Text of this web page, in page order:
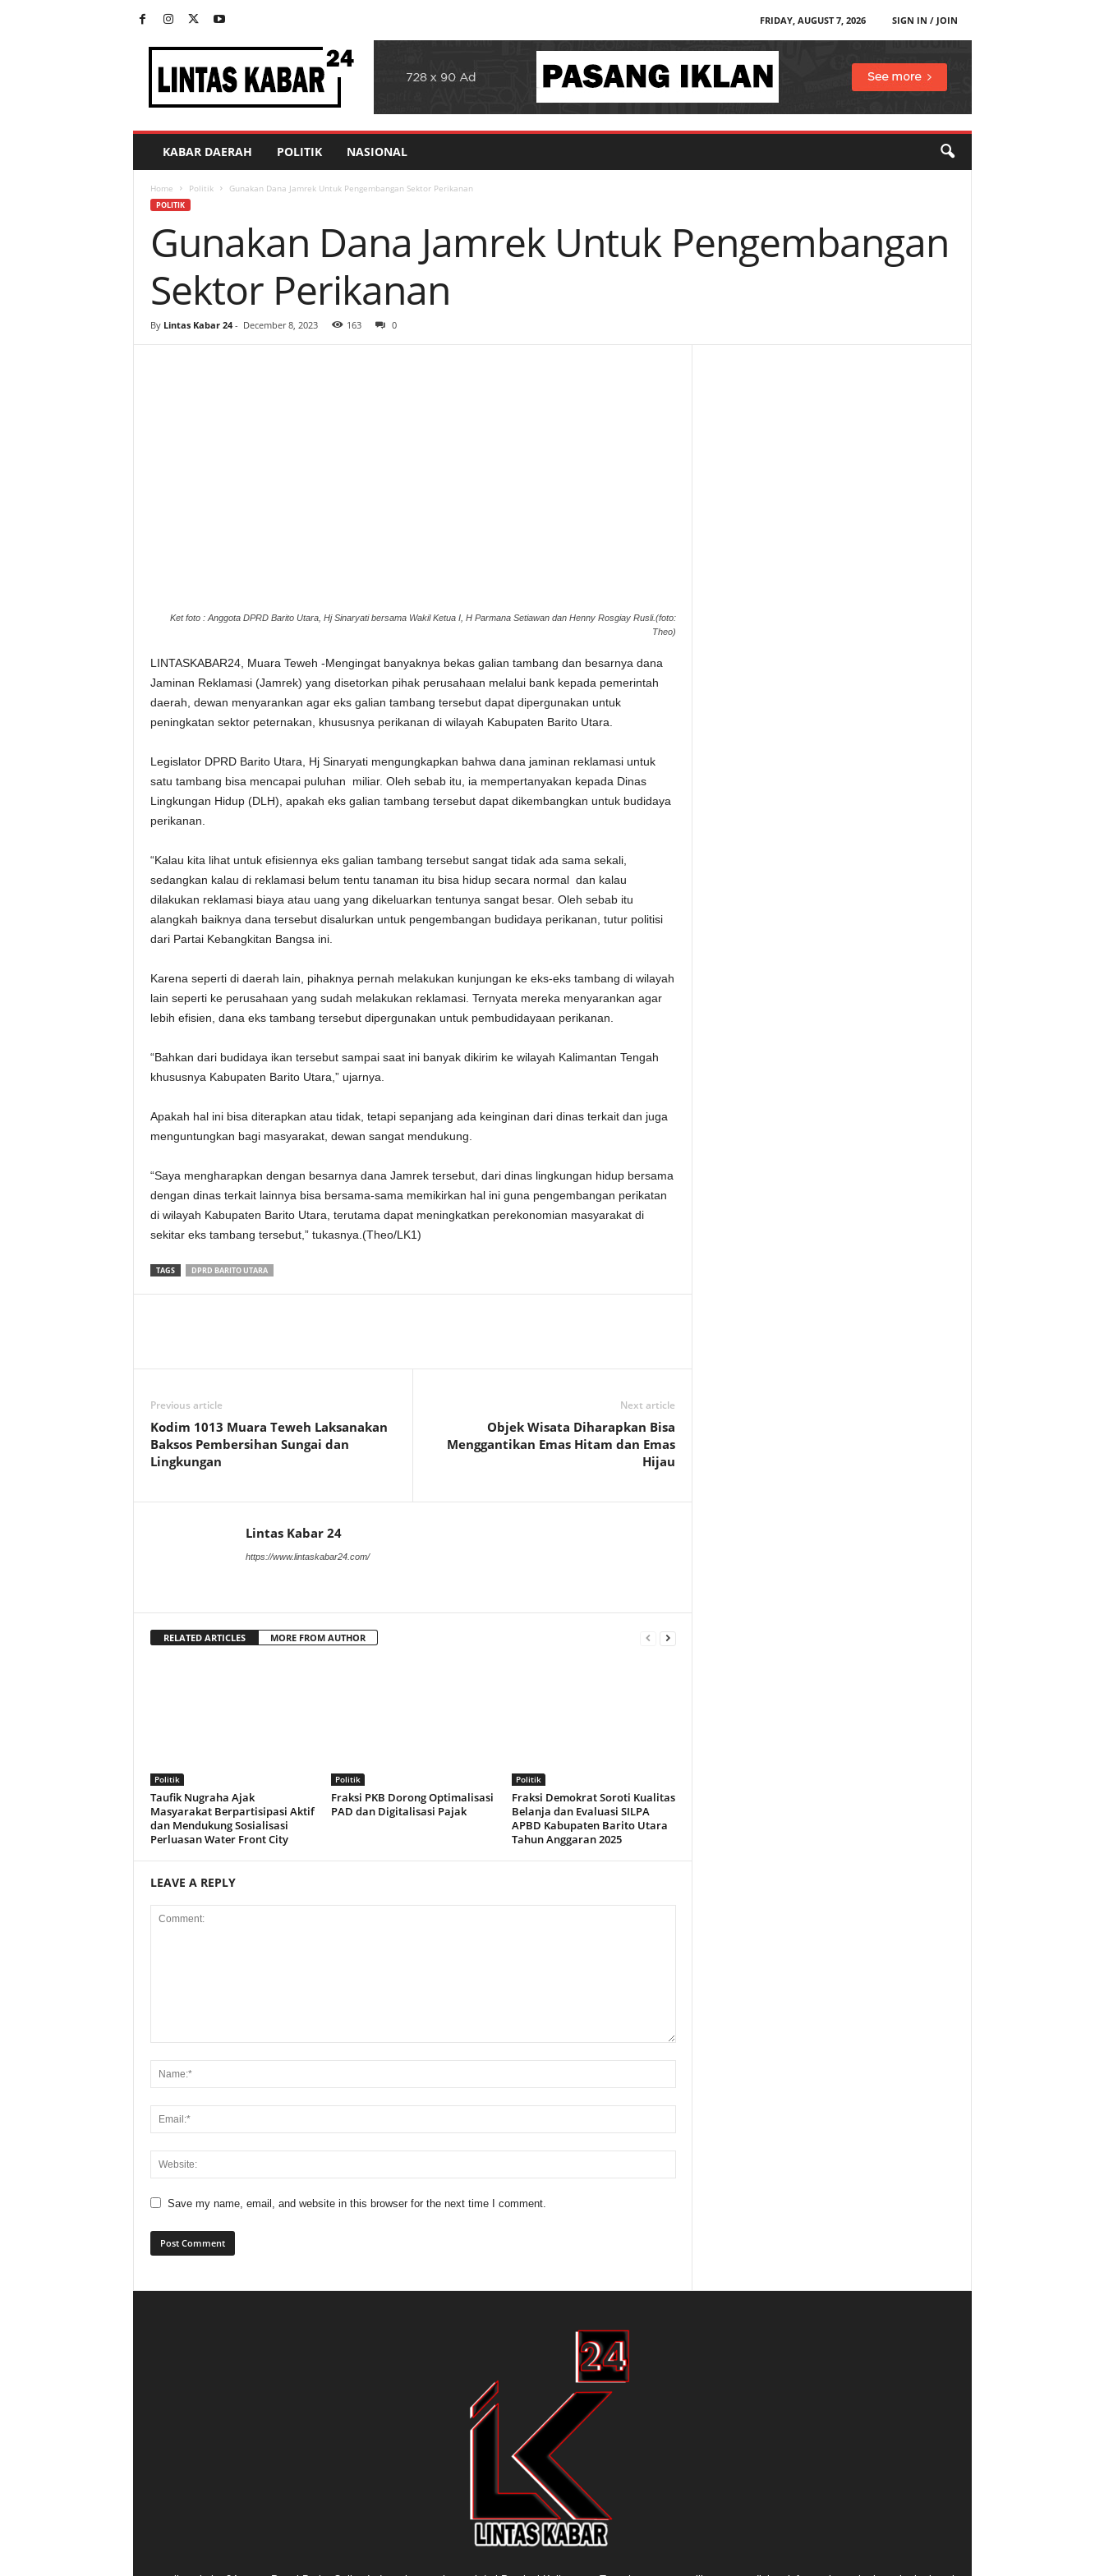
FRIDAY, AUGUST 7, 2026
SIGN IN / JOIN
KABAR DAERAH POLITIK NASIONAL
Home Politik Gunakan Dana Jamrek Untuk Pengembangan Sektor Perikanan
POLITIK
Gunakan Dana Jamrek Untuk Pengembangan
Sektor Perikanan
By Lintas Kabar 24- December 8, 2023 163 0
Ket foto : Anggota DPRD Barito Utara, Hj Sinaryati bersama Wakil Ketua I, H Parmana Setiawan dan Henny Rosgiay Rusli.(foto:
Theo)
LINTASKABAR24, Muara Teweh -Mengingat banyaknya bekas galian tambang dan besarnya dana
Jaminan Reklamasi (Jamrek) yang disetorkan pihak perusahaan melalui bank kepada pemerintah
daerah, dewan menyarankan agar eks galian tambang tersebut dapat dipergunakan untuk
peningkatan sektor peternakan, khususnya perikanan di wilayah Kabupaten Barito Utara.
Legislator DPRD Barito Utara, Hj Sinaryati mengungkapkan bahwa dana jaminan reklamasi untuk
satu tambang bisa mencapai puluhan miliar. Oleh sebab itu, ia mempertanyakan kepada Dinas
Lingkungan Hidup (DLH), apakah eks galian tambang tersebut dapat dikembangkan untuk budidaya
perikanan.
“Kalau kita lihat untuk efisiennya eks galian tambang tersebut sangat tidak ada sama sekali,
sedangkan kalau di reklamasi belum tentu tanaman itu bisa hidup secara normal dan kalau
dilakukan reklamasi biaya atau uang yang dikeluarkan tentunya sangat besar. Oleh sebab itu
alangkah baiknya dana tersebut disalurkan untuk pengembangan budidaya perikanan, tutur politisi
dari Partai Kebangkitan Bangsa ini.
Karena seperti di daerah lain, pihaknya pernah melakukan kunjungan ke eks-eks tambang di wilayah
lain seperti ke perusahaan yang sudah melakukan reklamasi. Ternyata mereka menyarankan agar
lebih efisien, dana eks tambang tersebut dipergunakan untuk pembudidayaan perikanan.
“Bahkan dari budidaya ikan tersebut sampai saat ini banyak dikirim ke wilayah Kalimantan Tengah
khususnya Kabupaten Barito Utara,” ujarnya.
Apakah hal ini bisa diterapkan atau tidak, tetapi sepanjang ada keinginan dari dinas terkait dan juga
menguntungkan bagi masyarakat, dewan sangat mendukung.
“Saya mengharapkan dengan besarnya dana Jamrek tersebut, dari dinas lingkungan hidup bersama
dengan dinas terkait lainnya bisa bersama-sama memikirkan hal ini guna pengembangan perikatan
di wilayah Kabupaten Barito Utara, terutama dapat meningkatkan perekonomian masyarakat di
sekitar eks tambang tersebut,” tukasnya.(Theo/LK1)
TAGS DPRD BARITO UTARA
Previous article
Kodim 1013 Muara Teweh Laksanakan
Baksos Pembersihan Sungai dan
Lingkungan
Next article
Objek Wisata Diharapkan Bisa
Menggantikan Emas Hitam dan Emas
Hijau
Lintas Kabar 24
https://www.lintaskabar24.com/
RELATED ARTICLES MORE FROM AUTHOR
Politik
Taufik Nugraha Ajak
Masyarakat Berpartisipasi Aktif
dan Mendukung Sosialisasi
Perluasan Water Front City
Politik
Fraksi PKB Dorong Optimalisasi
PAD dan Digitalisasi Pajak
Politik
Fraksi Demokrat Soroti Kualitas
Belanja dan Evaluasi SILPA
APBD Kabupaten Barito Utara
Tahun Anggaran 2025
LEAVE A REPLY
Save my name, email, and website in this browser for the next time I comment.